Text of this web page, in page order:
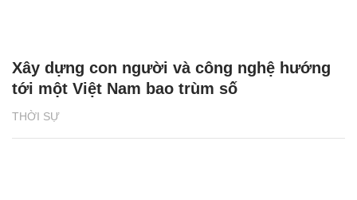
THỜI SỰ
Xây dựng con người và công nghệ hướng
tới một Việt Nam bao trùm số